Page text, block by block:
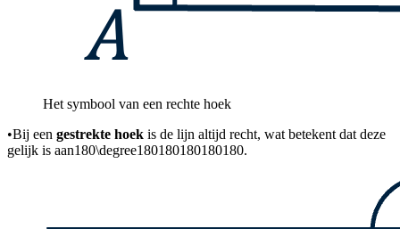
Het symbool van een rechte hoek
•Bij een gestrekte hoek is de lijn altijd recht, wat betekent dat deze
gelijk is aan180\degree180180180180180.